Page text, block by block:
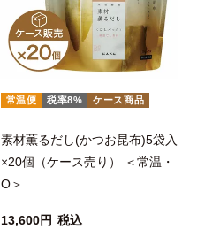
常温便 税率8% ケース商品
素材薫るだし(かつお昆布)5袋入
×20個（ケース売り） ＜常温・
O＞
13,600 税込